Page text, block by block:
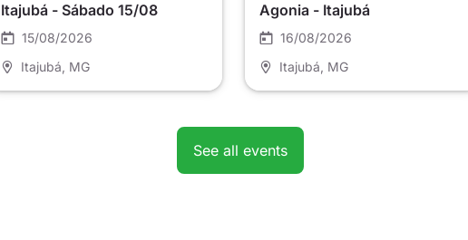
Itajubá - Sábado 15/08
15/08/2026
Itajubá , MG
Agonia - Itajubá
16/08/2026
Itajubá , MG
See all events